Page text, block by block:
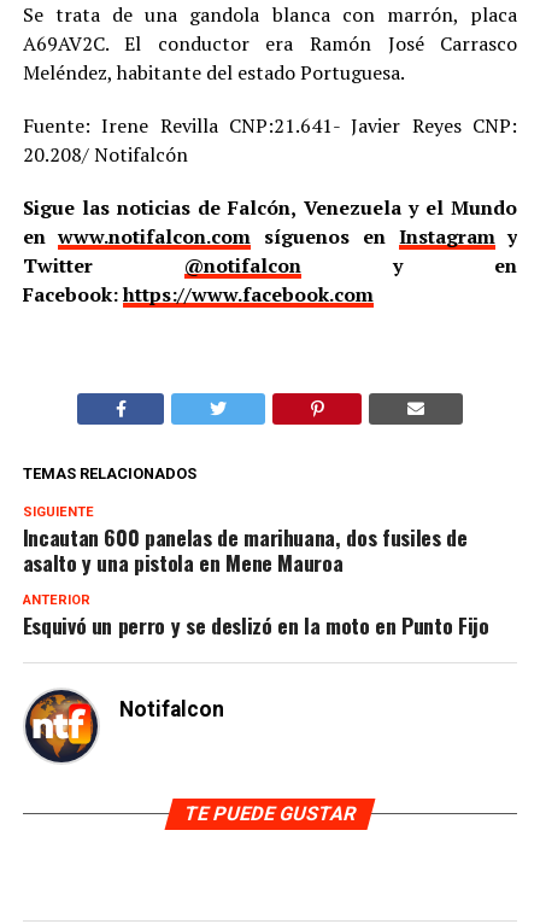
Se trata de una gandola blanca con marrón, placa
A69AV2C. El conductor era Ramón José Carrasco
Meléndez, habitante del estado Portuguesa.
Fuente: Irene Revilla CNP:21.641- Javier Reyes CNP:
20.208/ Notifalcón
Sigue las noticias de Falcón, Venezuela y el Mundo
enwww.notifalcon.com síguenos en Instagramy
Twitter @notifalcony en
Facebook:https://www.facebook.com
TEMAS RELACIONADOS
SIGUIENTE
Incautan 600 panelas de marihuana, dos fusiles de
asalto y una pistola en Mene Mauroa
ANTERIOR
Esquivó un perro y se deslizó en la moto en Punto Fijo
Notifalcon
TE PUEDE GUSTAR